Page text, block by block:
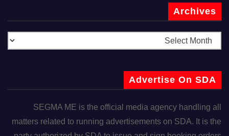
Archives
Advertise On SDA
SEGMA ME is the official media agency handling all
matters related to running advertisements on SDA. It is the